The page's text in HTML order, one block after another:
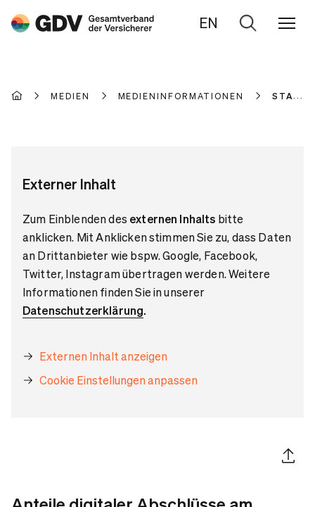
EN
Zur
MEDIEN MEDIENINFORMATIONEN
Externer Inhalt
Zum Einblenden des externen Inhalts bitte
anklicken. Mit Anklicken stimmen Sie zu, dass Daten
an Drittanbieter wie bspw. Google, Facebook,
Twitter, Instagram übertragen werden. Weitere
Informationen finden Sie in unserer
Datenschutzerklärung.
Externen Inhalt anzeigen
Cookie Einstellungen anpassen
Artikel